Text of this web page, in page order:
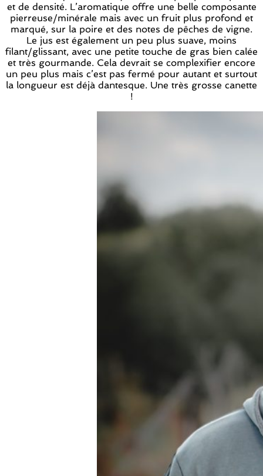
et de densité. L’aromatique offre une belle composante
pierreuse/minérale mais avec un fruit plus profond et
marqué, sur la poire et des notes de pêches de vigne.
Le jus est également un peu plus suave, moins
filant/glissant, avec une petite touche de gras bien calée
et très gourmande. Cela devrait se complexifier encore
un peu plus mais c’est pas fermé pour autant et surtout
la longueur est déjà dantesque. Une très grosse canette
!